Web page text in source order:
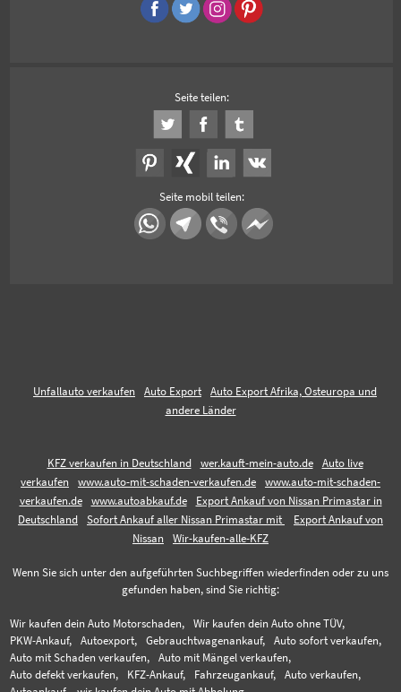
Seite teilen:
Seite mobil teilen:
Unfallauto verkaufen Auto Export
Auto Export Afrika, Osteuropa und
andere Länder
KFZ verkaufen in Deutschland wer.kauft-mein-auto.de
Auto live
verkaufen
www.auto-mit-schaden-verkaufen.de
www.auto-mit-schaden-
verkaufen.de
www.autoabkauf.de
Export Ankauf von Nissan Primastar in
Deutschland
Sofort Ankauf aller Nissan Primastar mit
Export Ankauf von
Nissan
Wir-kaufen-alle-KFZ
Wenn Sie sich unter den aufgeführten Suchbegriffen wiederfinden oder zu uns
gefunden haben, sind Sie richtig:
Wir kaufen dein Auto Motorschaden,
Wir kaufen dein Auto ohne TÜV,
PKW-Ankauf,
Autoexport, Gebrauchtwagenankauf,
Auto sofort verkaufen,
Auto mit Schaden verkaufen,
Auto mit Mängel verkaufen,
Auto defekt verkaufen,
KFZ-Ankauf, Fahrzeugankauf,
Auto verkaufen,